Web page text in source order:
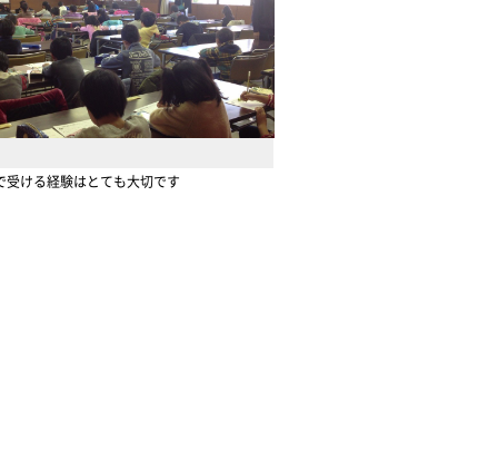
受ける経験はとても大切です